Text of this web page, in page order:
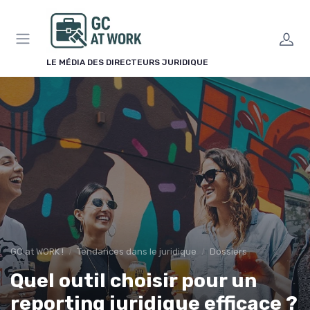
LE MÉDIA DES DIRECTEURS JURIDIQUE
GC at WORK ! Tendances dans le juridique Dossiers
Quel outil choisir pour un
reporting juridique efficace ?